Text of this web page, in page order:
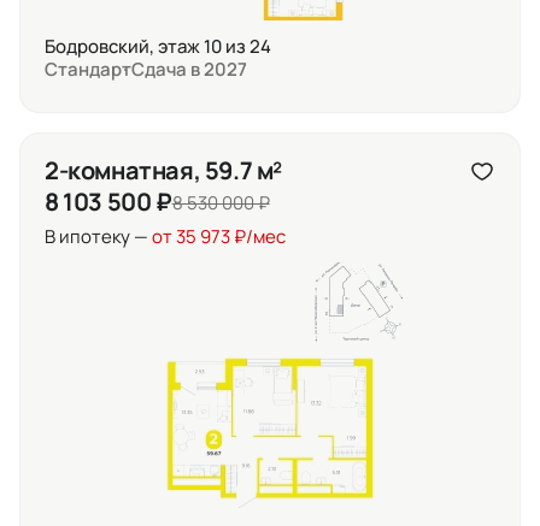
Бодровский, этаж 10 из 24
СтандартСдача в 2027
2-комнатная, 59.7 м²
8 103 500 ₽8 530 000 ₽
В ипотеку —от 35 973 ₽/мес